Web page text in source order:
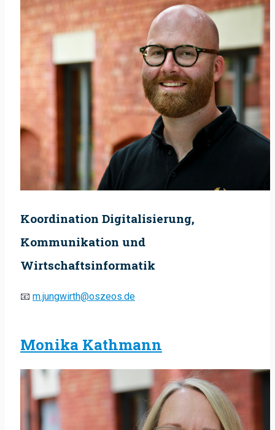
Koordination Digitalisierung,
Kommunikation und
Wirtschaftsinformatik
📧 m.jungwirth@oszeos.de
Monika Kathmann